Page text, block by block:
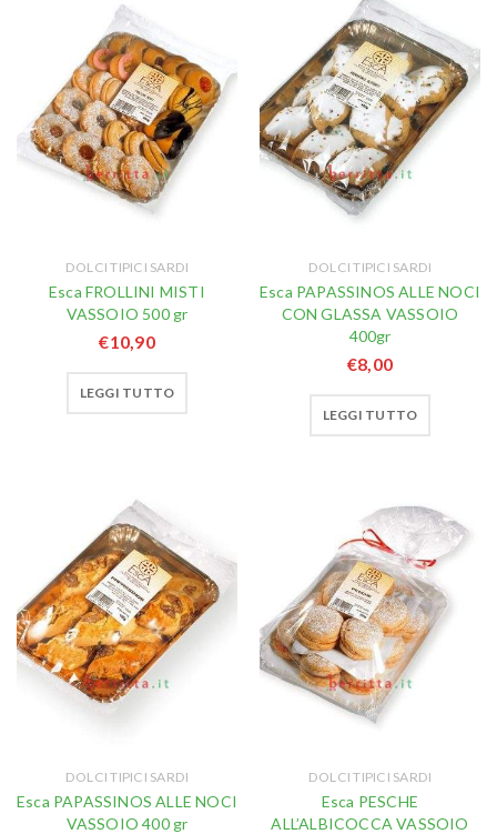
DOLCI TIPICI SARDI
Esca FROLLINI MISTI
VASSOIO 500 gr
€10,90
LEGGI TUTTO
DOLCI TIPICI SARDI
Esca PAPASSINOS ALLE NOCI
CON GLASSA VASSOIO
400gr
€8,00
LEGGI TUTTO
DOLCI TIPICI SARDI
Esca PAPASSINOS ALLE NOCI
VASSOIO 400 gr
DOLCI TIPICI SARDI
Esca PESCHE
ALL’ALBICOCCA VASSOIO